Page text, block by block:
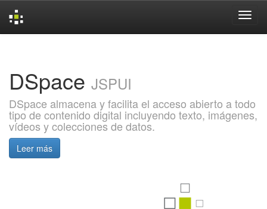
DSpace JSPUI
DSpace almacena y facilita el acceso abierto a todo
tipo de contenido digital incluyendo texto, imágenes,
vídeos y colecciones de datos.
Leer más